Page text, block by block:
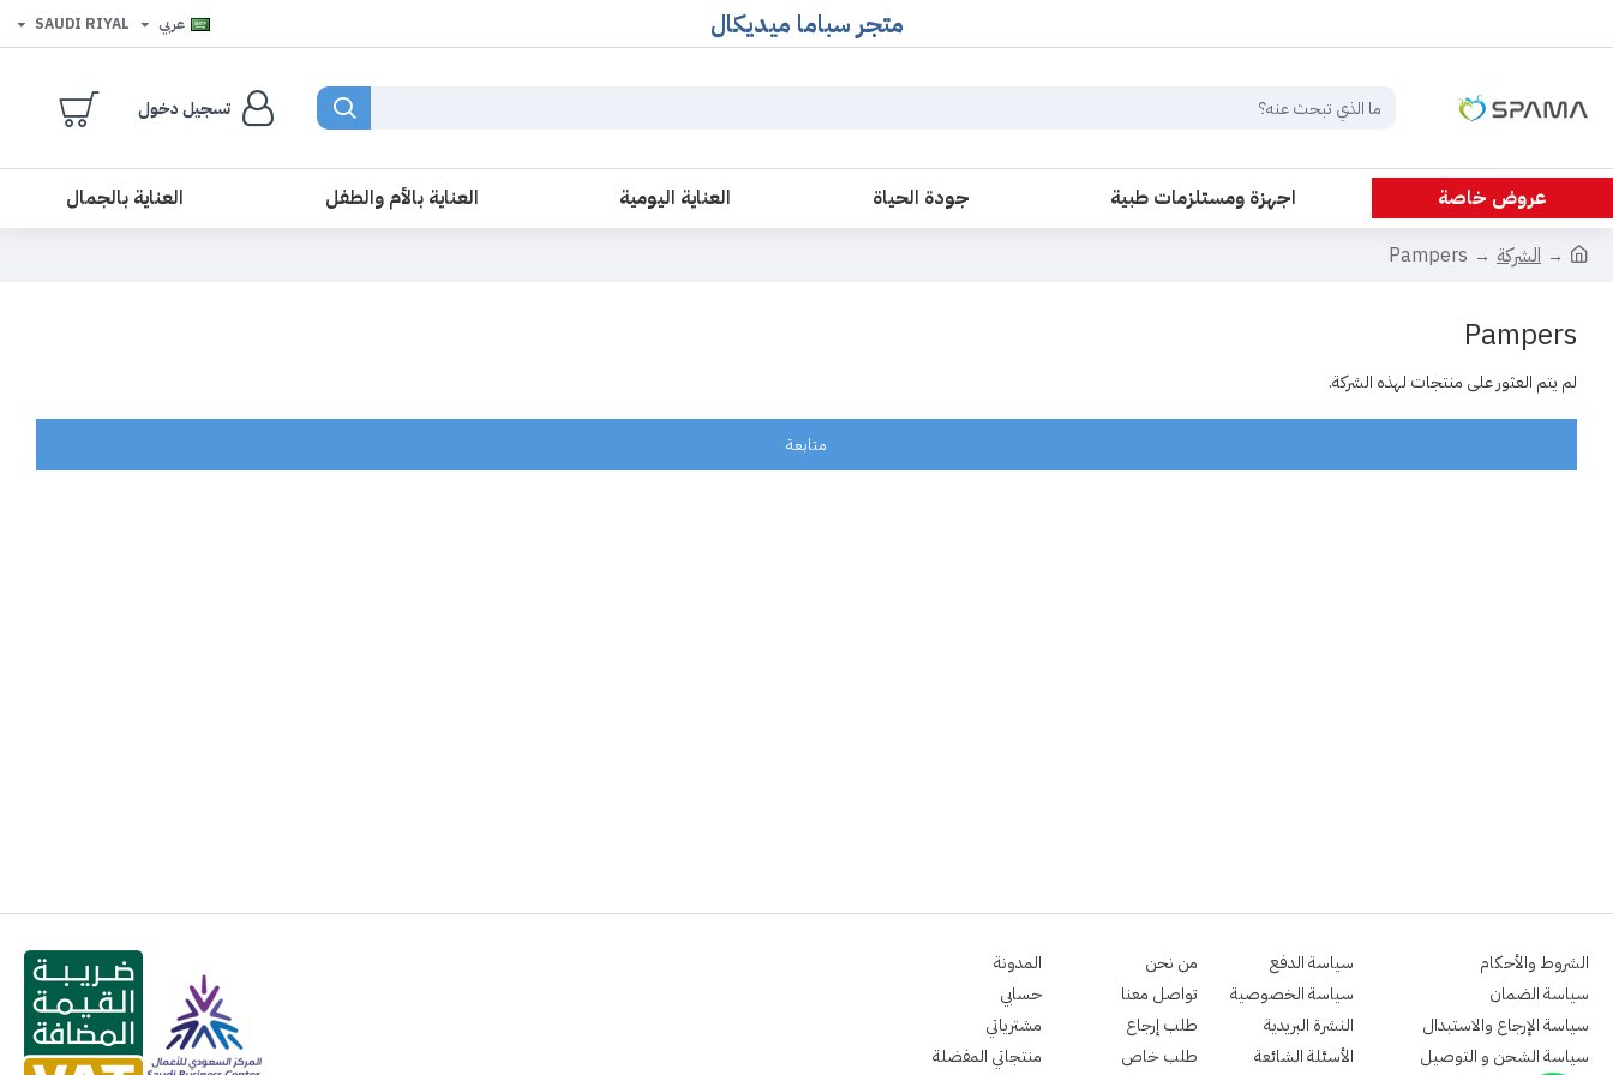
متجر سباما ميديكال عربي SAUDI RIYAL
تسجيل دخول
عروض خاصة اجهزة ومستلزمات طبية جودة الحياة العناية اليومية العناية بالأم والطفل
العناية بالجمال
الشركة
Pampers
Pampers
لم يتم العثور على منتجات لهذه الشركة.
متابعة
الشروط والأحكام
سياسة الضمان
سياسة الإرجاع والاستبدال
سياسة الشحن و التوصيل
سياسة الدفع
سياسة الخصوصية
النشرة البريدية
الأسئلة الشائعة
من نحن
تواصل معنا
طلب إرجاع
طلب خاص
المدونة
حسابي
مشترياتي
منتجاتي المفضلة